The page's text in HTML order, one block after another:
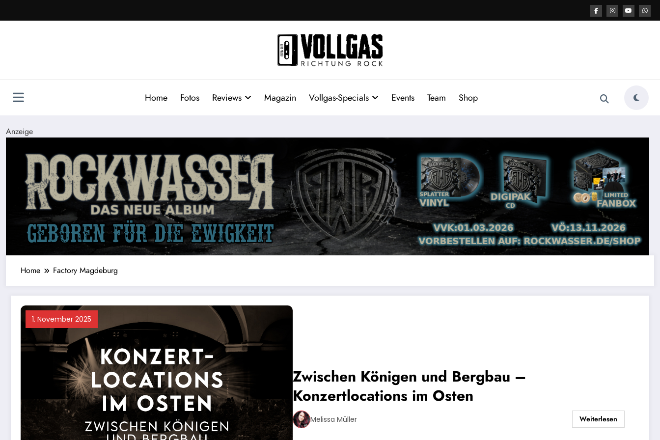
Inhalt
Home Fotos Reviews Magazin Vollgas-Specials Events Team Shop
Anzeige
Home Factory Magdeburg
1. November 2025
Zwischen Königen und Bergbau –
Konzertlocations im Osten
Melissa Müller Weiterlesen